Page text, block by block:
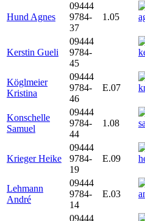
Hund Agnes
09444
9784-
37
1.05
Kerstin Gueli
09444
9784-
45
Köglmeier
Kristina
09444
9784-
46
E.07
Konschelle
Samuel
09444
9784-
44
1.08
Krieger Heike
09444
9784-
19
E.09
Lehmann
André
09444
9784-
14
E.03
09444